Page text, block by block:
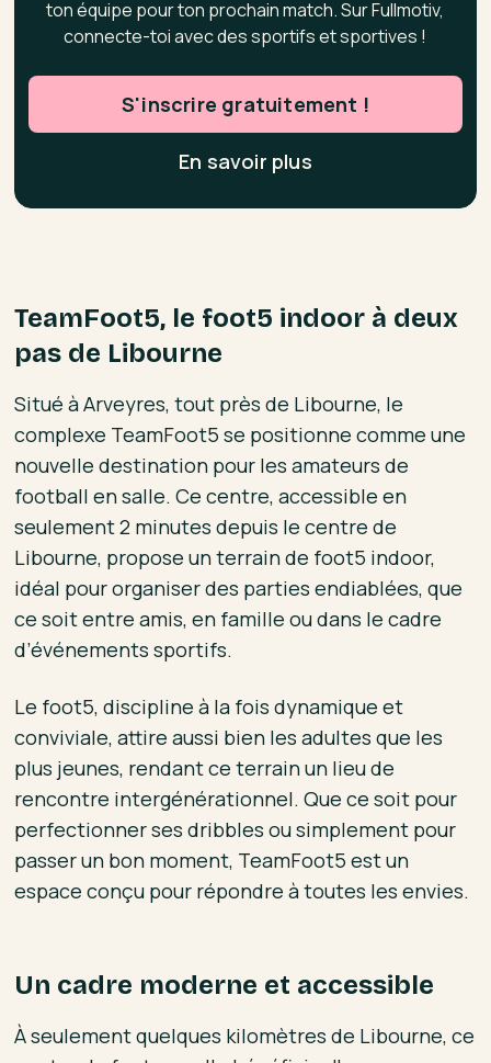
TeamFoot5, le foot5 indoor à deux
pas de Libourne
Situé à Arveyres, tout près de Libourne, le
complexe TeamFoot5 se positionne comme une
nouvelle destination pour les amateurs de
football en salle. Ce centre, accessible en
seulement 2 minutes depuis le centre de
Libourne, propose un terrain de foot5 indoor,
idéal pour organiser des parties endiablées, que
ce soit entre amis, en famille ou dans le cadre
d’événements sportifs.
Le foot5, discipline à la fois dynamique et
conviviale, attire aussi bien les adultes que les
plus jeunes, rendant ce terrain un lieu de
rencontre intergénérationnel. Que ce soit pour
perfectionner ses dribbles ou simplement pour
passer un bon moment, TeamFoot5 est un
espace conçu pour répondre à toutes les envies.
Un cadre moderne et accessible
À seulement quelques kilomètres de Libourne, ce
ton équipe pour ton prochain match. Sur Fullmotiv,
connecte-toi avec des sportifs et sportives !
S'inscrire gratuitement !
En savoir plus